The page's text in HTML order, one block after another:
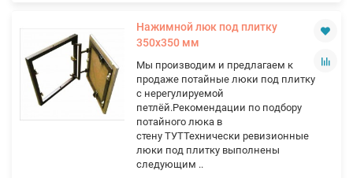
Нажимной люк под плитку
350х350 мм
Мы производим и предлагаем к
продаже потайные люки под плитку
с нерегулируемой
петлёй.Рекомендации по подбору
потайного люка в
стену ТУТТехнически ревизионные
люки под плитку выполнены
следующим ..